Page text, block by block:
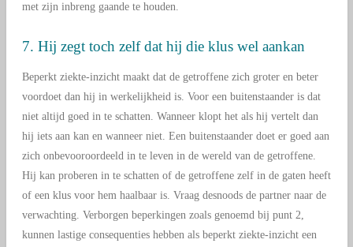
met zijn inbreng gaande te houden.
7. Hij zegt toch zelf dat hij die klus wel aankan
Beperkt ziekte-inzicht maakt dat de getroffene zich groter en beter
voordoet dan hij in werkelijkheid is. Voor een buitenstaander is dat
niet altijd goed in te schatten. Wanneer klopt het als hij vertelt dan
hij iets aan kan en wanneer niet. Een buitenstaander doet er goed aan
zich onbevooroordeeld in te leven in de wereld van de getroffene.
Hij kan proberen in te schatten of de getroffene zelf in de gaten heeft
of een klus voor hem haalbaar is. Vraag desnoods de partner naar de
verwachting. Verborgen beperkingen zoals genoemd bij punt 2,
kunnen lastige consequenties hebben als beperkt ziekte-inzicht een